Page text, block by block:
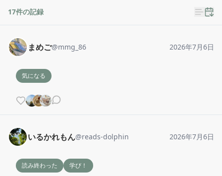
17件の記録
まめご@mmg_86 2026年7月6日
気になる
いるかれもん@reads-dolphin 2026年7月6日
読み終わった 学び！